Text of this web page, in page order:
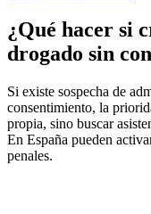
¿Qué hacer si
drogado sin
Si existe sospecha de
consentimiento, la
propia, sino buscar
En España pueden
penales.